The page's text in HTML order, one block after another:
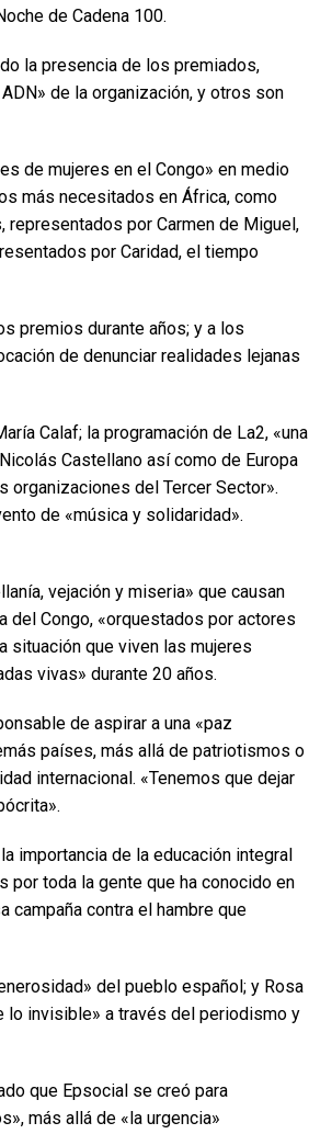
de Cadena 100.
la presencia de los premiados,
de la organización, y otros son
de mujeres en el Congo» en medio
más necesitados en África, como
por Carmen de Miguel,
por Caridad, el tiempo
premios durante años; y a los
de denunciar realidades lejanas
Calaf; la programación de La2, «una
Castellano así como de Europa
organizaciones del Tercer Sector».
de «música y solidaridad».
vejación y miseria» que causan
del Congo, «orquestados por actores
situación que viven las mujeres
vivas» durante 20 años.
de aspirar a una «paz
países, más allá de patriotismos o
internacional. «Tenemos que dejar
importancia de la educación integral
por toda la gente que ha conocido en
campaña contra el hambre que
del pueblo español; y Rosa
lo invisible» a través del periodismo y
que Epsocial se creó para
más allá de «la urgencia»